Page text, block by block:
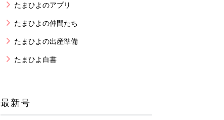
たまひよのアプリ
たまひよの仲間たち
たまひよの出産準備
たまひよ白書
最新号